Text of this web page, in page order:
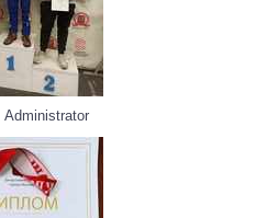
Administrator